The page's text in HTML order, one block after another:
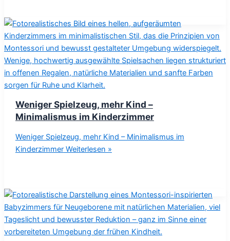
Weniger Spielzeug, mehr Kind –
Minimalismus im Kinderzimmer
Weniger Spielzeug, mehr Kind – Minimalismus im
KinderzimmerWeiterlesen »